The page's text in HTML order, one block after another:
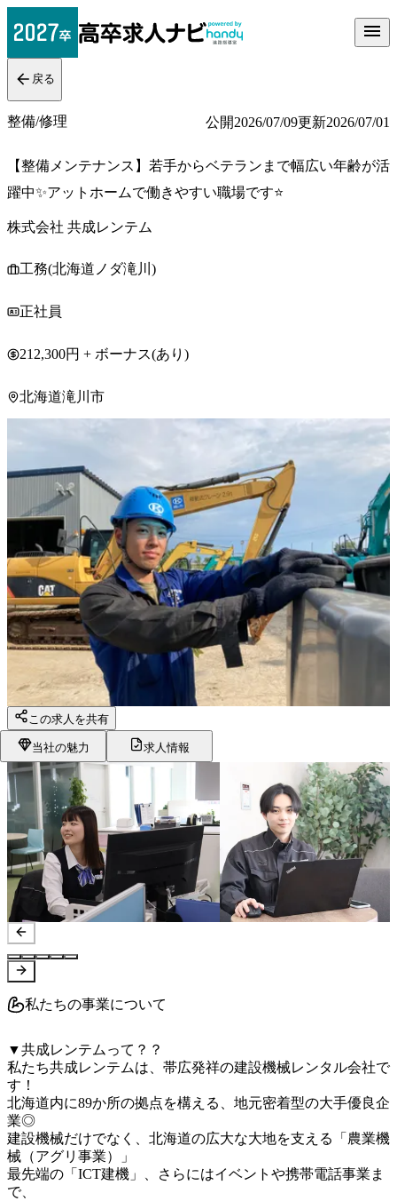
戻る
整備/修理 公開2026/07/09更新2026/07/01
【整備メンテナンス】若手からベテランまで幅広い年齢が活
躍中✨アットホームで働きやすい職場です⭐
株式会社 共成レンテム
工務(北海道ノダ滝川)
正社員
212,300円 + ボーナス(あり)
北海道滝川市
この求人を共有
当社の魅力 求人情報
私たちの事業について
▼共成レンテムって？？
私たち共成レンテムは、帯広発祥の建設機械レンタル会社で
す！
北海道内に89か所の拠点を構える、地元密着型の大手優良企
業◎
建設機械だけでなく、北海道の広大な大地を支える「農業機
械（アグリ事業）」
最先端の「ICT建機」、さらにはイベントや携帯電話事業ま
で、